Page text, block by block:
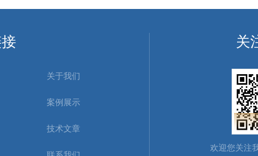
关于我们
案例展示
技术文章
关
欢迎您关注